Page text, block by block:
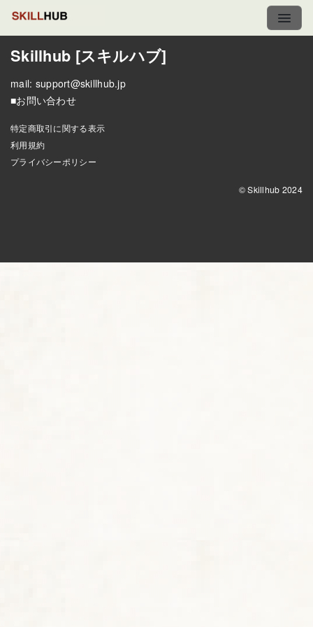
Skillhub [スキルハブ]
mail: support@skillhub.jp
■お問い合わせ
特定商取引に関する表示
利用規約
プライバシーポリシー
© Skillhub 2024